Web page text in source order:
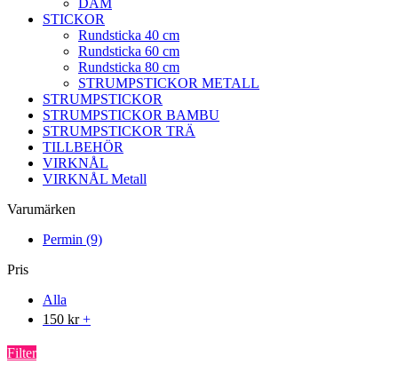
STICKOR
Rundsticka 40 cm
Rundsticka 60 cm
Rundsticka 80 cm
STRUMPSTICKOR METALL
STRUMPSTICKOR
STRUMPSTICKOR BAMBU
STRUMPSTICKOR TRÄ
TILLBEHÖR
VIRKNÅL
VIRKNÅL Metall
Varumärken
Permin (9)
Pris
Alla
150 kr+
Filter